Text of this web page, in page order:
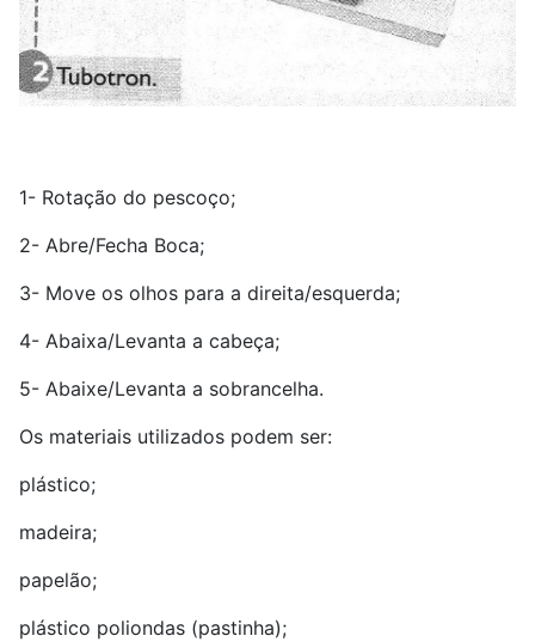
1- Rotação do pescoço;
2- Abre/Fecha Boca;
3- Move os olhos para a direita/esquerda;
4- Abaixa/Levanta a cabeça;
5- Abaixe/Levanta a sobrancelha.
Os materiais utilizados podem ser:
plástico;
madeira;
papelão;
plástico poliondas (pastinha);